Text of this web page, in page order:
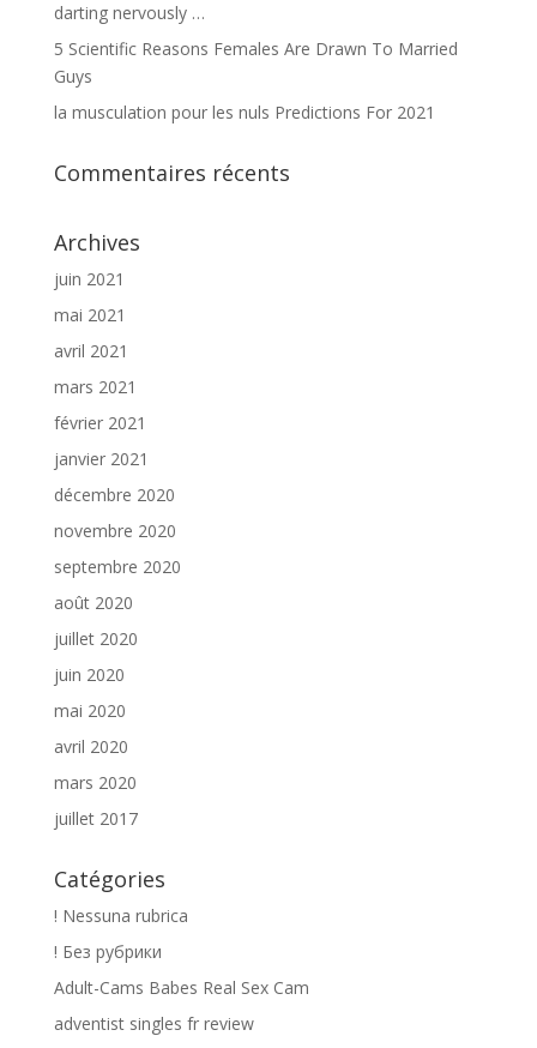
darting nervously …
5 Scientific Reasons Females Are Drawn To Married
Guys
la musculation pour les nuls Predictions For 2021
Commentaires récents
Archives
juin 2021
mai 2021
avril 2021
mars 2021
février 2021
janvier 2021
décembre 2020
novembre 2020
septembre 2020
août 2020
juillet 2020
juin 2020
mai 2020
avril 2020
mars 2020
juillet 2017
Catégories
! Nessuna rubrica
! Без рубрики
Adult-Cams Babes Real Sex Cam
adventist singles fr review